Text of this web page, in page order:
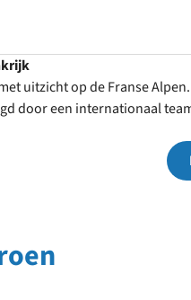
uitzicht op de Franse
door een internationaal